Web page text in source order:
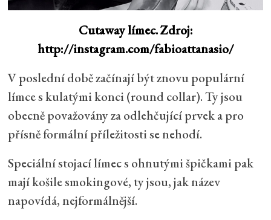
Cutaway límec. Zdroj:
http://instagram.com/fabioattanasio/
V poslední době začínají být znovu populární
límce s kulatými konci (round collar). Ty jsou
obecně považovány za odlehčující prvek a pro
přísně formální příležitosti se nehodí.
Speciální stojací límec s ohnutými špičkami pak
mají košile smokingové, ty jsou, jak název
napovídá, nejformálnější.